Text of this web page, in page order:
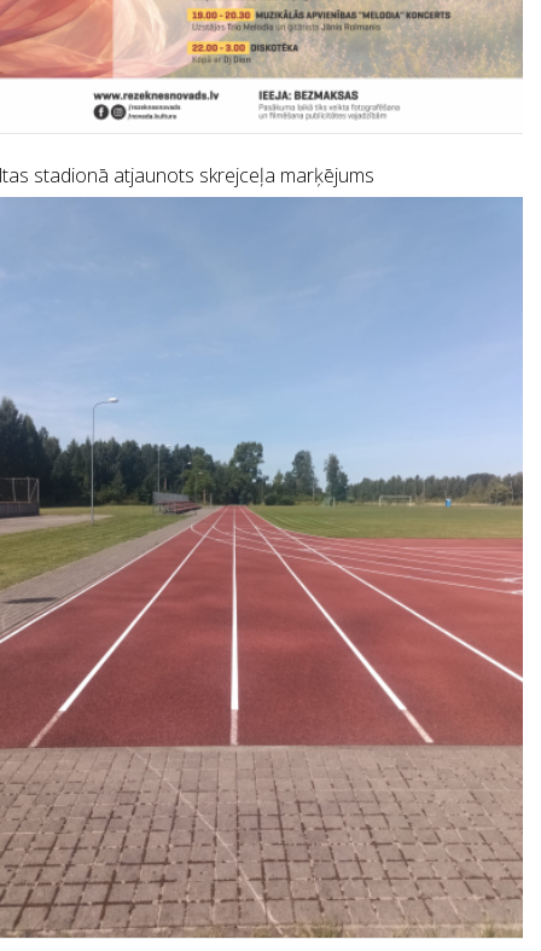
stadionā atjaunots skrejceļa marķējums